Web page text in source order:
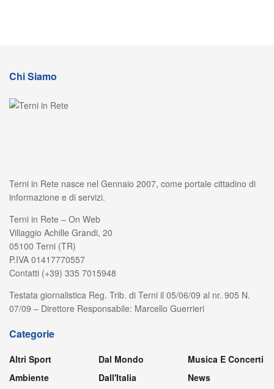
Chi Siamo
Terni in Rete nasce nel Gennaio 2007, come portale cittadino di
informazione e di servizi.
Terni in Rete – On Web
Villaggio Achille Grandi, 20
05100 Terni (TR)
P.IVA 01417770557
Contatti (+39) 335 7015948
Testata giornalistica Reg. Trib. di Terni il 05/06/09 al nr. 905 N.
07/09 – Direttore Responsabile: Marcello Guerrieri
Categorie
Altri Sport
Ambiente
Dal Mondo
Dall'Italia
Musica E Concerti
News